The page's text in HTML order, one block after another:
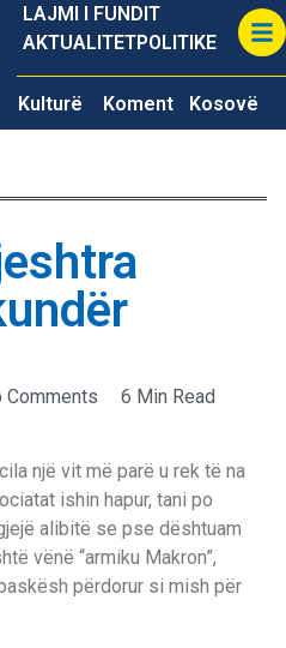
LAJMI I FUNDIT
AKTUALITETPOLITIKE
Kulturë Koment Kosovë
Comments
6 Min Read
një vit më parë u rek të na
ishin hapur, tani po
alibitë se pse dështuam
vënë “armiku Makron”,
përdorur si mish për